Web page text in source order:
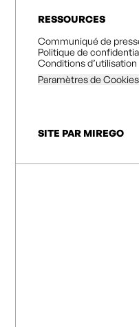
RESSOURCES
Communiqué de
Politique de
Conditions d’utilisation
Paramètres de Cookies
SITE PAR MIREGO